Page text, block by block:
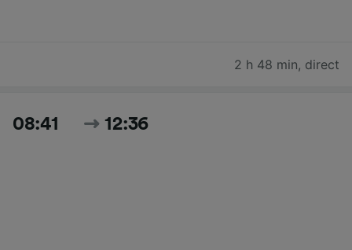
2 h 48 min, direct
08:41 12:36